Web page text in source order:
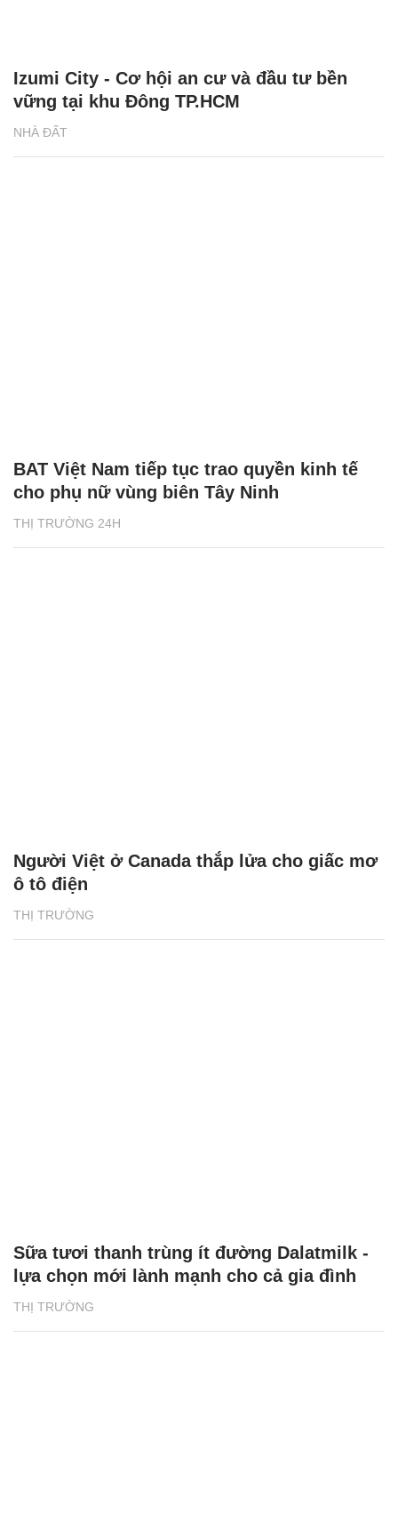
NHÀ ĐẤT
Izumi City - Cơ hội an cư và đầu tư bền
vững tại khu Đông TP.HCM
THỊ TRƯỜNG 24H
BAT Việt Nam tiếp tục trao quyền kinh tế
cho phụ nữ vùng biên Tây Ninh
THỊ TRƯỜNG
Người Việt ở Canada thắp lửa cho giấc mơ
ô tô điện
THỊ TRƯỜNG
Sữa tươi thanh trùng ít đường Dalatmilk -
lựa chọn mới lành mạnh cho cả gia đình